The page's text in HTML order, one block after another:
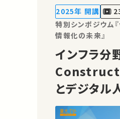
るかもしれません
講演があれば
2025年 開講
特別シンポジウム
情報化の未来』
インフラ分
とデジタル